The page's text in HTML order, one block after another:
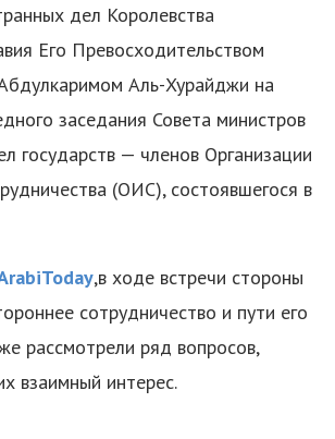
дел Королевства
Его Превосходительством
Аль-Хурайджи на
заседания Совета министров
государств — членов Организации
(ОИС), состоявшегося в
,в ходе встречи стороны
сотрудничество и пути его
рассмотрели ряд вопросов,
взаимный интерес.